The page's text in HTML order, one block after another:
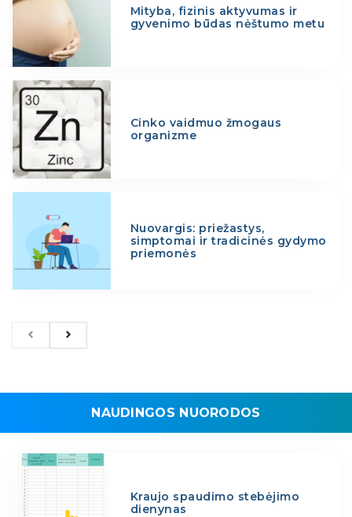
Mityba, fizinis aktyvumas ir
gyvenimo būdas nėštumo metu
Cinko vaidmuo žmogaus
organizme
Nuovargis: priežastys,
simptomai ir tradicinės gydymo
priemonės
NAUDINGOS NUORODOS
Kraujo spaudimo stebėjimo
dienynas